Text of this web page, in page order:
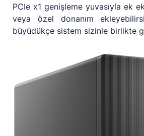
PCIe x1 genişleme yuvasıyla ek
veya özel donanım
büyüdükçe sistem sizinle birlikte